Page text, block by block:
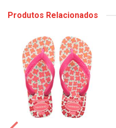
Produtos Relacionados